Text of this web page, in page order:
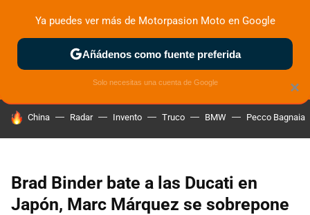
ZONA DE PRUEBAS DEPORTIVAS MOTOS ELÉCTRICAS
HOY SE HABLA DE
China Radar Invento Truco BMW Pecco Bagnaia
Brad Binder bate a las Ducati en
Japón, Marc Márquez se sobrepone
×
Ya puedes ver más de Motorpasion Moto en Google
Añádenos como fuente preferida
Solo necesitas una cuenta de Google